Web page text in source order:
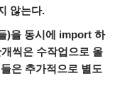
않는다.
)을 동시에 import 하
씩은 수작업으로 올
은 추가적으로 별도